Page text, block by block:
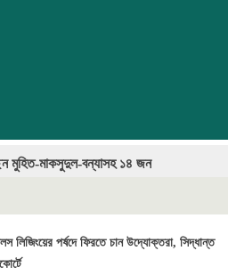
মুহিত-মাকসুদুল-বন্যাসহ ১৪ জন
লিজিংয়ের পর্ষদে ফিরতে চান উদ্যোক্তরা, সিদ্ধান্ত